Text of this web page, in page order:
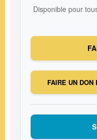
Disponible pour
FAIRE UN